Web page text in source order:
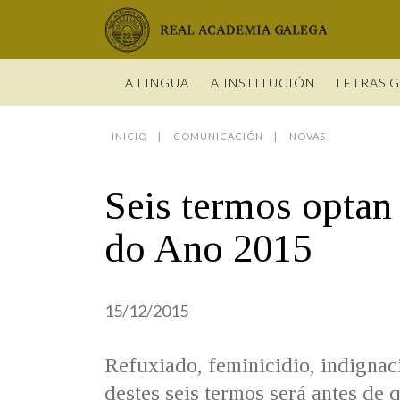
Real Academia Galega
A LINGUA
Real Academia Galega
ESTATUS
A INSTITUCIÓN
Pleno da RAG
LETRAS
Begoña Caamaño
NOVAS
Guía de apelidos galegos
GUÍA DE
INICIO COMUNICACIÓN NOVAS
Seis termos
do Ano 2015
15/12/2015
Refuxiado, feminicidio,
destes seis termos será antes de